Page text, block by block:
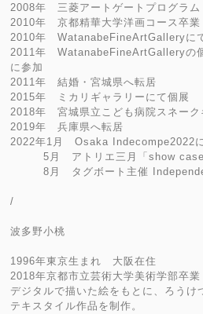
2008年 三菱アートゲートプログラ
2010年 京都精華大学洋画コース卒業
2010年 WatanabeFineArtGalleryに
2011年 WatanabeFineArtGalleryの
に参加
2011年 結婚・宮城県へ転居
2015年 ミカリギャラリーにて個展
2018年 宮城県立こども病院スネーク
2019年 兵庫県へ転居
2022年1月 Osaka Indecompe2022
5月 アトリエ三月「show case
8月 タグボート主催
/
波多野小桃
1996年東京生まれ 大阪在住
2018年京都市立芸術大学美術学部卒業
デジタルで描いた絵をもとに、ろうけ
テキスタイル作品を制作。